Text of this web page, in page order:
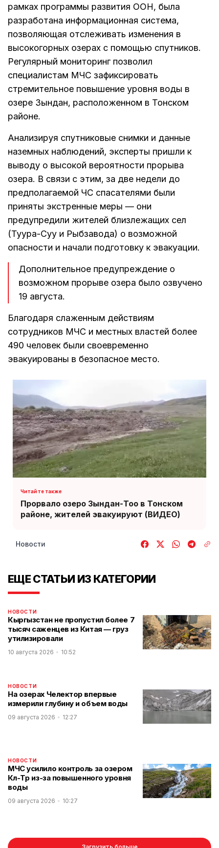
рамках программы развития ООН, была
разработана информационная система,
позволяющая отслеживать изменения в
высокогорных озерах с помощью спутников.
Регулярный мониторинг позволил
специалистам МЧС зафиксировать
стремительное повышение уровня воды в
озере Зындан, расположенном в Тонском
районе.
Анализируя спутниковые снимки и данные
наземных наблюдений, эксперты пришли к
выводу о высокой вероятности прорыва
озера. В связи с этим, за две недели до
предполагаемой ЧС спасателями были
приняты экстренные меры — они
предупредили жителей близлежащих сел
(Туура-Суу и Рыбзавода) о возможной
опасности и начали подготовку к эвакуации.
Дополнительное предупреждение о
возможном прорыве озера было озвучено
19 августа.
Благодаря слаженным действиям
сотрудников МЧС и местных властей более
490 человек были своевременно
эвакуированы в безопасное место.
Прорвало озеро Зындан-Тоо в Тонском
районе, жителей эвакуируют (ВИДЕО)
Новости
ЕЩЕ СТАТЬИ ИЗ КАТЕГОРИИ
НОВОСТИ
Кыргызстан не пропустил более 7
тысяч саженцев из Китая — груз
утилизировали
10 августа 2026 10:52
НОВОСТИ
На озерах Челектор впервые
измерили глубину и объем воды
09 августа 2026 12:27
НОВОСТИ
МЧС усилило контроль за озером
Көл-Төр из-за повышенного уровня
воды
09 августа 2026 10:27